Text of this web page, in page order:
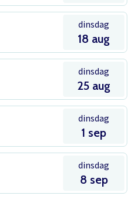
dinsdag
18 aug
dinsdag
25 aug
dinsdag
1 sep
dinsdag
8 sep